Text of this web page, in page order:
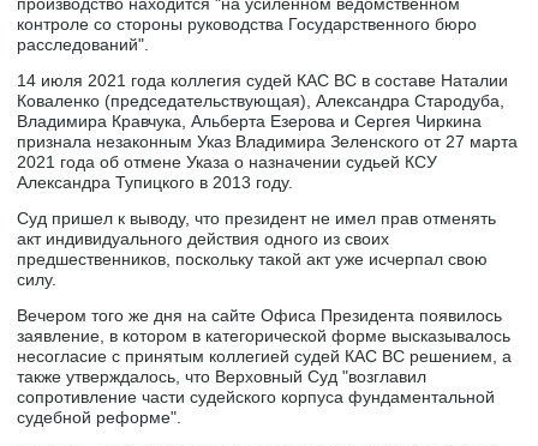
контроле со стороны руководства Государственного бюро
расследований".
14 июля 2021 года коллегия судей КАС ВС в составе Наталии
Коваленко (председательствующая), Александра Стародуба,
Владимира Кравчука, Альберта Езерова и Сергея Чиркина
признала незаконным Указ Владимира Зеленского от 27 марта
2021 года об отмене Указа о назначении судьей КСУ
Александра Тупицкого в 2013 году.
Суд пришел к выводу, что президент не имел прав отменять
акт индивидуального действия одного из своих
предшественников, поскольку такой акт уже исчерпал свою
силу.
Вечером того же дня на сайте Офиса Президента появилось
заявление, в котором в категорической форме высказывалось
несогласие с принятым коллегией судей КАС ВС решением, а
также утверждалось, что Верховный Суд "возглавил
сопротивление части судейского корпуса фундаментальной
судебной реформе".